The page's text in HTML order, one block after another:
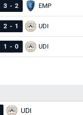
3 - 2 EMP
2 - 1 UDI
1 - 0 UDI
UDI